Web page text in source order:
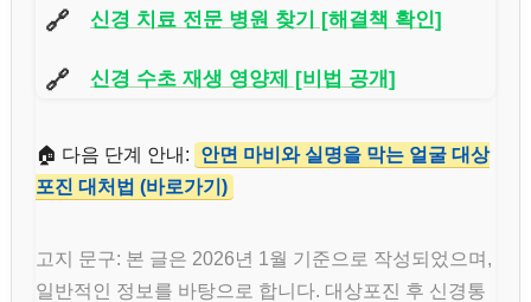
🔗 신경 치료 전문 병원 찾기 [해결책 확인]
🔗 신경 수초 재생 영양제 [비법 공개]
🏠 다음 단계 안내:
안면 마비와 실명을 막는 얼굴 대상
포진 대처법 (바로가기)
고지 문구: 본 글은 2026년 1월 기준으로 작성되었으며,
일반적인 정보를 바탕으로 합니다. 대상포진 후 신경통